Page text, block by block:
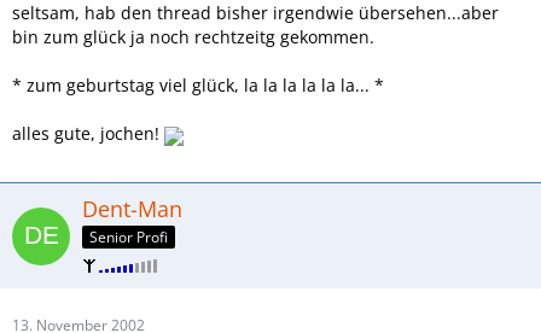
seltsam, hab den thread bisher irgendwie übersehen...aber
bin zum glück ja noch rechtzeitg gekommen.
* zum geburtstag viel glück, la la la la la la... *
alles gute, jochen!
Dent-Man
Senior Profi
13. November 2002